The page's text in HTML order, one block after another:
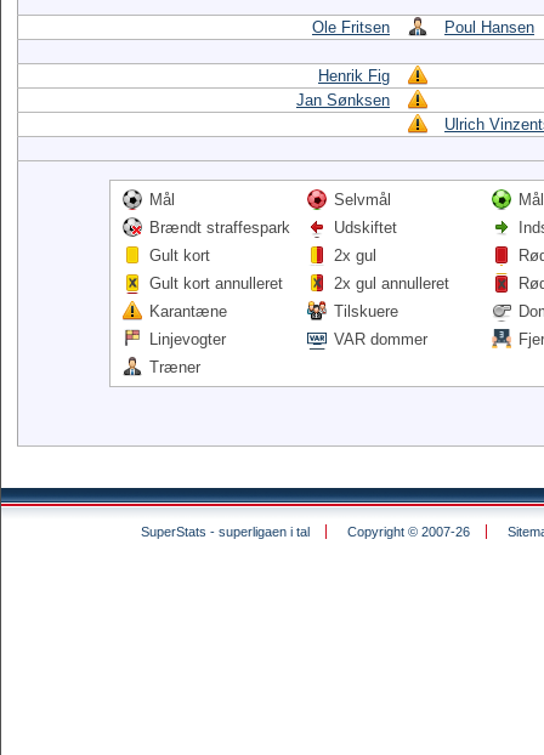
Ole Fritsen Poul Hansen
Henrik Fig
Jan Sønksen
Ulrich
Mål Selvmål
Brændt straffespark
Udskiftet
Gult kort
2x gul
Gult kort annulleret
2x gul annulleret
Karantæne
Tilskuere
Linjevogter
VAR dommer
Træner
SuperStats - superligaen i tal Copyright © 2007-26